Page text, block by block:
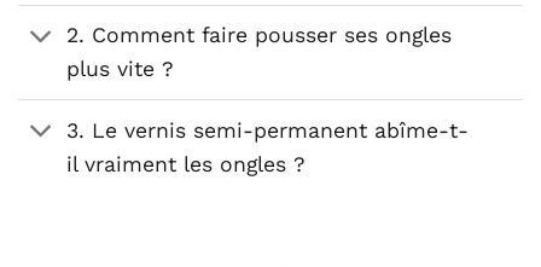
2. Comment faire pousser ses ongles
plus vite ?
3. Le vernis semi-permanent abîme-t-
il vraiment les ongles ?